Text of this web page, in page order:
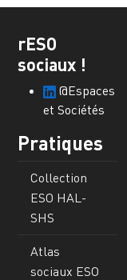
rESO
sociaux !
@Espaces
et Sociétés
Pratiques
Collection
ESO HAL-
SHS
Atlas
sociaux ESO